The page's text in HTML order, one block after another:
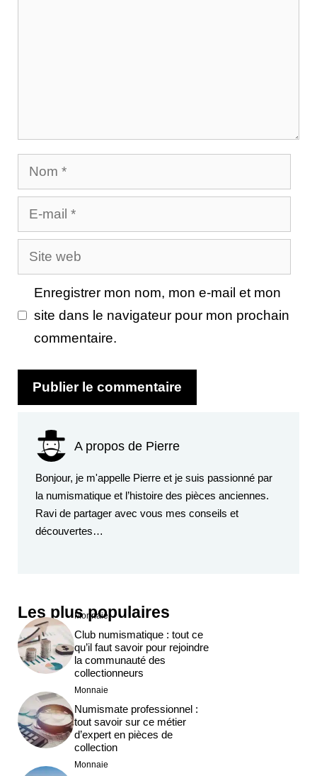
Nom
E-
mail
Site
web
Enregistrer mon nom, mon e-mail et mon
site dans le navigateur pour mon prochain
commentaire.
A propos de Pierre
Bonjour, je m'appelle Pierre et je suis passionné par
la numismatique et l’histoire des pièces anciennes.
Ravi de partager avec vous mes conseils et
découvertes…
Les plus populaires
Monnaie
Club numismatique : tout ce
qu’il faut savoir pour rejoindre
la communauté des
collectionneurs
Monnaie
Numismate professionnel :
tout savoir sur ce métier
d’expert en pièces de
collection
Monnaie